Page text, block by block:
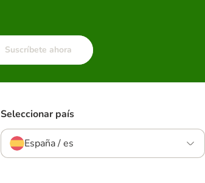
Suscríbete ahora
Seleccionar país
España / es